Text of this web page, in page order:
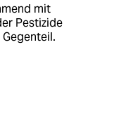
mit
Pestizide